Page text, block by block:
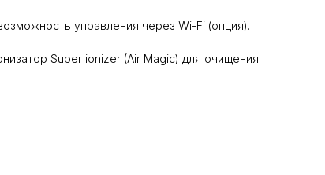
управления через Wi-Fi (опция).
Super ionizer (Air Magic) для очищения